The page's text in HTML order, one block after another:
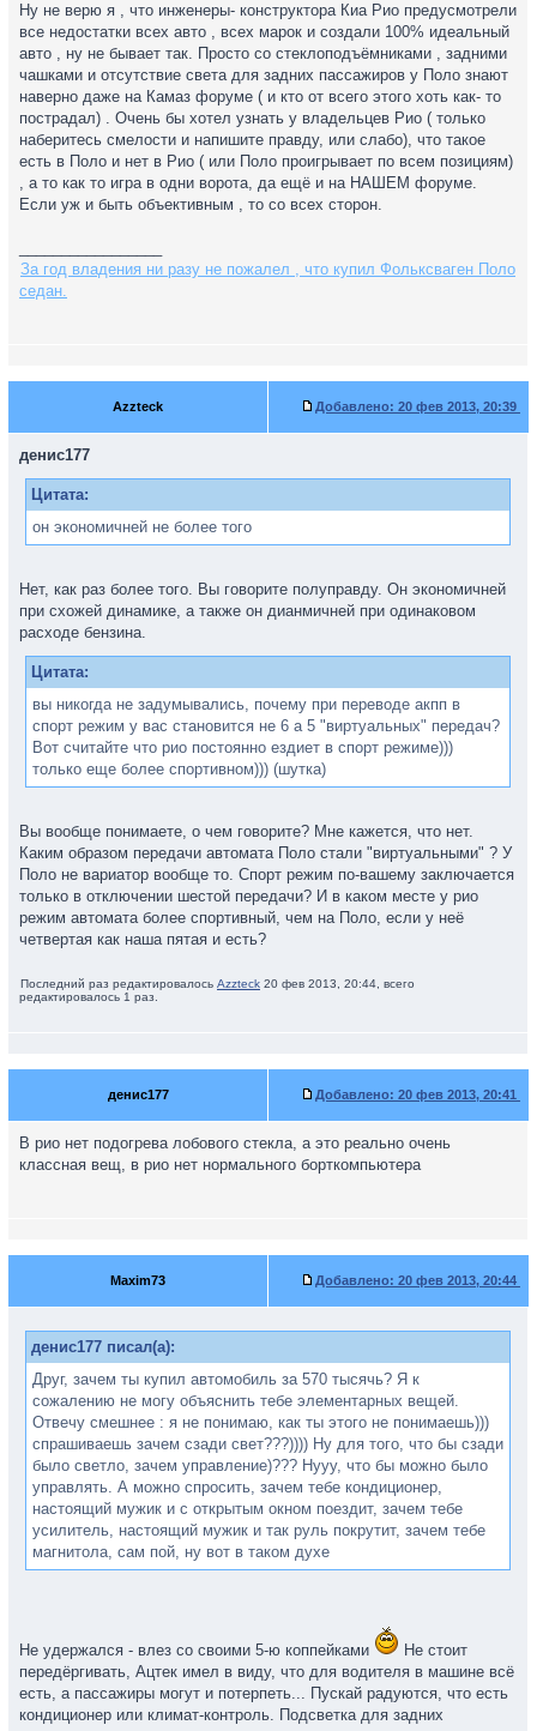
Ну не верю я , что инженеры- конструктора Киа Рио предусмотрели
все недостатки всех авто , всех марок и создали 100% идеальный
авто , ну не бывает так. Просто со стеклоподъёмниками , задними
чашками и отсутствие света для задних пассажиров у Поло знают
наверно даже на Камаз форуме ( и кто от всего этого хоть как- то
пострадал) . Очень бы хотел узнать у владельцев Рио ( только
наберитесь смелости и напишите правду, или слабо), что такое
есть в Поло и нет в Рио ( или Поло проигрывает по всем позициям)
, а то как то игра в одни ворота, да ещё и на НАШЕМ форуме.
Если уж и быть объективным , то со всех сторон.
За год владения ни разу не пожалел , что купил Фольксваген Поло
седан.
Azzteck Добавлено: 20 фев 2013, 20:39
денис177
Цитата:
он экономичней не более того
Нет, как раз более того. Вы говорите полуправду. Он экономичней
при схожей динамике, а также он дианмичней при одинаковом
расходе бензина.
Цитата:
вы никогда не задумывались, почему при переводе акпп в
спорт режим у вас становится не 6 а 5 "виртуальных" передач?
Вот считайте что рио постоянно ездиет в спорт режиме)))
только еще более спортивном))) (шутка)
Вы вообще понимаете, о чем говорите? Мне кажется, что нет.
Каким образом передачи автомата Поло стали "виртуальными" ? У
Поло не вариатор вообще то. Спорт режим по-вашему заключается
только в отключении шестой передачи? И в каком месте у рио
режим автомата более спортивный, чем на Поло, если у неё
четвертая как наша пятая и есть?
Последний раз редактировалось Azzteck 20 фев 2013, 20:44, всего
редактировалось 1 раз.
денис177 Добавлено: 20 фев 2013, 20:41
В рио нет подогрева лобового стекла, а это реально очень
классная вещ, в рио нет нормального борткомпьютера
Maxim73 Добавлено: 20 фев 2013, 20:44
денис177 писал(а):
Друг, зачем ты купил автомобиль за 570 тысячь? Я к
сожалению не могу объяснить тебе элементарных вещей.
Отвечу смешнее : я не понимаю, как ты этого не понимаешь)))
спрашиваешь зачем сзади свет???)))) Ну для того, что бы сзади
было светло, зачем управление)??? Нууу, что бы можно было
управлять. А можно спросить, зачем тебе кондиционер,
настоящий мужик и с открытым окном поездит, зачем тебе
усилитель, настоящий мужик и так руль покрутит, зачем тебе
магнитола, сам пой, ну вот в таком духе
Не удержался - влез со своими 5-ю коппейками
Не стоит
передёргивать, Ацтек имел в виду, что для водителя в машине всё
есть, а пассажиры могут и потерпеть... Пускай радуются, что есть
кондиционер или климат-контроль. Подсветка для задних